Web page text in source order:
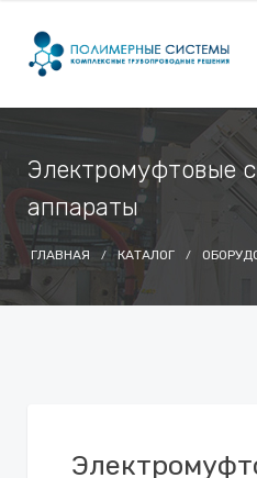
Электромуфтовые
аппараты
ГЛАВНАЯ КАТАЛОГ